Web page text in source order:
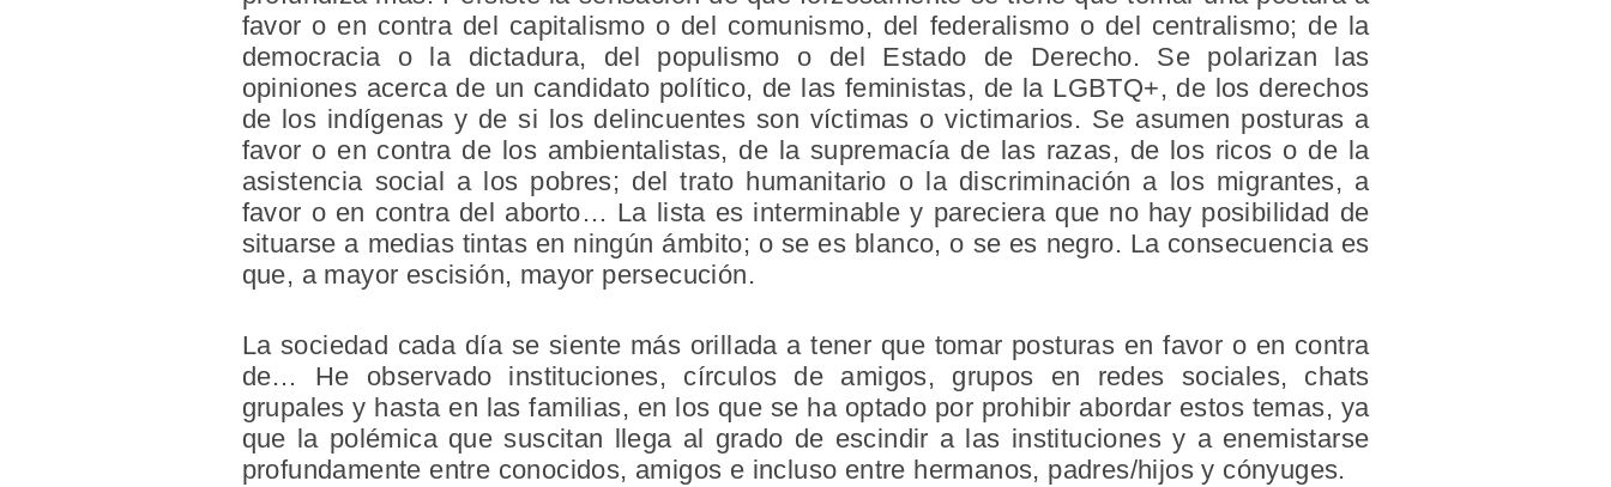
favor o en contra del capitalismo o del comunismo, del federalismo o del centralismo; de la
democracia o la dictadura, del populismo o del Estado de Derecho. Se polarizan las
opiniones acerca de un candidato político, de las feministas, de la LGBTQ+, de los derechos
de los indígenas y de si los delincuentes son víctimas o victimarios. Se asumen posturas a
favor o en contra de los ambientalistas, de la supremacía de las razas, de los ricos o de la
asistencia social a los pobres; del trato humanitario o la discriminación a los migrantes, a
favor o en contra del aborto… La lista es interminable y pareciera que no hay posibilidad de
situarse a medias tintas en ningún ámbito; o se es blanco, o se es negro. La consecuencia es
que, a mayor escisión, mayor persecución.
La sociedad cada día se siente más orillada a tener que tomar posturas en favor o en contra
de… He observado instituciones, círculos de amigos, grupos en redes sociales, chats
grupales y hasta en las familias, en los que se ha optado por prohibir abordar estos temas, ya
que la polémica que suscitan llega al grado de escindir a las instituciones y a enemistarse
profundamente entre conocidos, amigos e incluso entre hermanos, padres/hijos y cónyuges.